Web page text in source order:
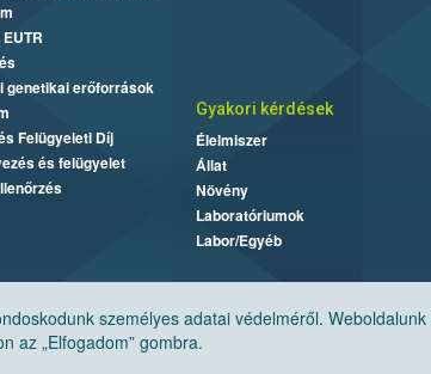
személyes adatai védelméről.
az „Elfogadom” gombra.
genetikai erőforrások
Felügyeleti Díj
és felügyelet
Gyakori kérdések
Élelmiszer
Állat
Növény
Laboratóriumok
Labor/Egyéb